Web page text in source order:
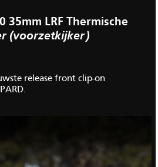
35mm LRF Thermische
(voorzetkijker)
release front clip-on